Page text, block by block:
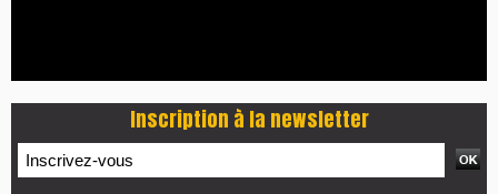
7 days Auto-Moto du 27-07-2026